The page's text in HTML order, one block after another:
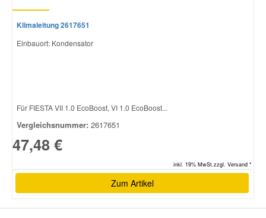
Klimaleitung 2617651
Einbauort: Kondensator
Für FIESTA VII 1.0 EcoBoost, VI 1.0 EcoBoost...
Vergleichsnummer: 2617651
47,48 €
inkl. 19% MwSt.zzgl. Versand *
Zum Artikel